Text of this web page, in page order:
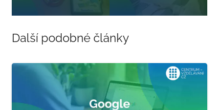
Další podobné články